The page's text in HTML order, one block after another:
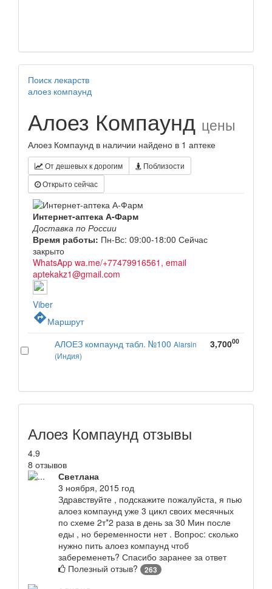
Поиск лекарств
алоез компаунд
Алоез Компаунд цены
Алоез Компаунд в наличии найдено в 1 аптеке
От дешевых к дорогим
Поблизости
Открыто сейчас
Интернет-аптека А-Фарм
Доставка по России
Время работы: Пн-Вс: 09:00-18:00 Сейчас
закрыто
WhatsApp wa.me/+77479916561, email
aptekakz1@gmail.com
Viber
directionsМаршрут
АЛОЕЗ компаунд табл. №100 Alarsin
(Индия)
3,70000
Алоез Компаунд отзывы
4.9
8 отзывов
Светлана
3 ноября, 2015 год
Здравствуйте , подскажите пожалуйста, я пью
алоез компаунд уже 3 цикл своих месячных
по схеме 2т*2 раза в день за 30 Мин после
еды , но беременности нет . Вопрос: сколько
нужно пить алоез компаунд чтоб
забеременеть? Спасибо заранее за ответ
Полезный отзыв?
263